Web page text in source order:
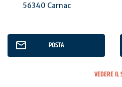
56340 Carnac
POSTA
VEDERE IL